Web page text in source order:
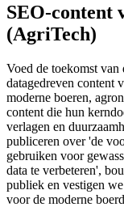
SEO-content
(AgriTech)
Voed de toekomst
datagedreven content
moderne boeren,
content die hun
verlagen en
publiceren over 'de
gebruiken voor
data te verbeteren',
publiek en vestigen
voor de moderne